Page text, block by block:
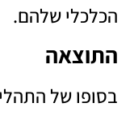
הכלכלי שלהם.
התוצאה
בסופו של